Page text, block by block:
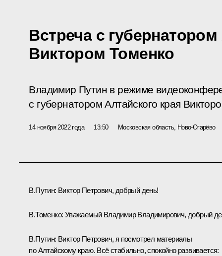
Встреча с
Виктором Томенко
Владимир Путин в режиме
с губернатором Алтайского края
14 ноября 2022 года 13:50 Московская область, Ново-Огарёво
В.Путин: Виктор Петрович, добрый день!
В.Томенко: Уважаемый Владимир Владимирович, добрый
В.Путин: Виктор Петрович, я посмотрел материалы
по Алтайскому краю. Всё стабильно, спокойно развивается: